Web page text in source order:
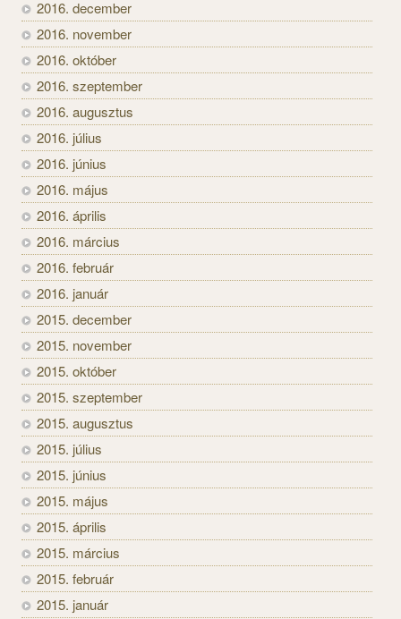
2016. december
2016. november
2016. október
2016. szeptember
2016. augusztus
2016. július
2016. június
2016. május
2016. április
2016. március
2016. február
2016. január
2015. december
2015. november
2015. október
2015. szeptember
2015. augusztus
2015. július
2015. június
2015. május
2015. április
2015. március
2015. február
2015. január